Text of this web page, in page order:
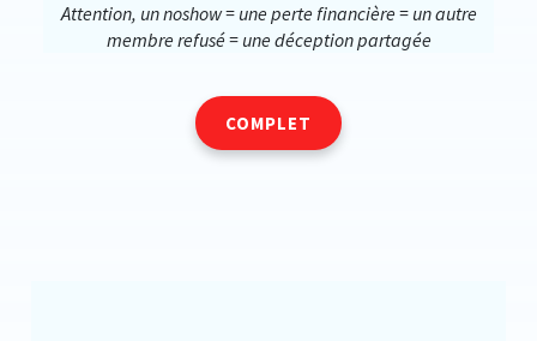
Attention, un noshow = une perte financière = un autre
membre refusé = une déception partagée
COMPLET